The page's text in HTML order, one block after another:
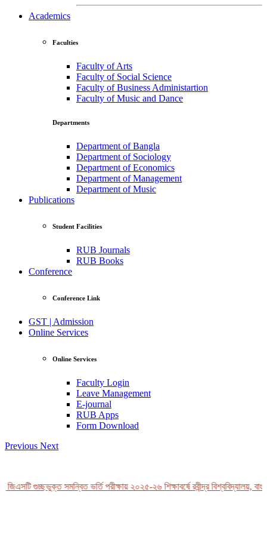
Academics
Faculties
Faculty of Arts
Faculty of Social Science
Faculty of Business Administartion
Faculty of Music and Dance
Departments
Department of Bangla
Department of Sociology
Department of Economics
Department of Management
Department of Music
Publications
Student Facilities
RUB Journals
RUB Books
Conference
Conference Link
GST | Admission
Online Services
Online Services
Faculty Login
Leave Management
E-journal
RUB Apps
Form Download
Previous Next
গুচ্ছভুক্ত সমন্বিত ভর্তি পরীক্ষায় ২০২৫-২৬ শিক্ষাবর্ষে রবীন্দ্র বিশ্ববিদ্যালয়,